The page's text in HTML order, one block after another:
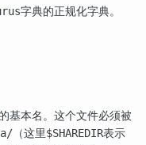
字典的正规化字典。
基本名。这个文件必须被
（这里$SHAREDIR表示